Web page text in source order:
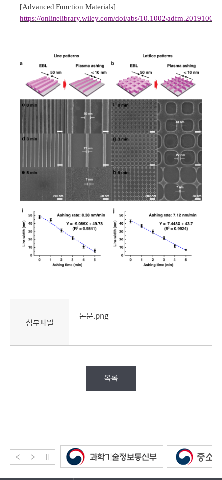
[Advanced Function Materials]
https://onlinelibrary.wiley.com/doi/abs/10.1002/adfm.201910660
첨부파일
논문.png
목록